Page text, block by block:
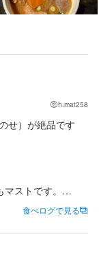
h.mat258
せ）が絶品です
ストです。
食べログで見る
にサポートします